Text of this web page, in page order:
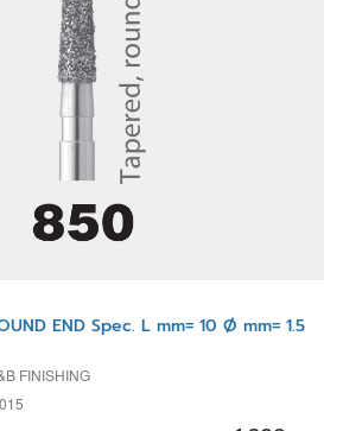
END Spec. L mm= 10 Ø mm= 1.5
FINISHING